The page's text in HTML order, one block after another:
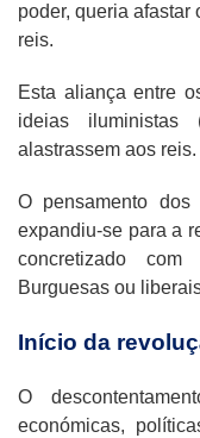
poder, queria afastar
reis.
Esta aliança entre
ideias iluministas
alastrassem aos reis.
O pensamento dos
expandiu-se para a
concretizado
Burguesas ou
Início da
O
económicas,